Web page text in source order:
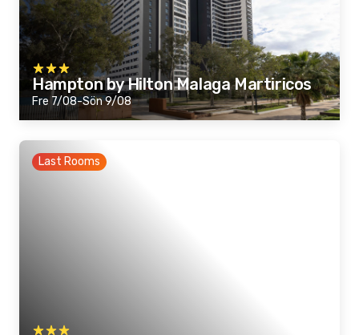
Hampton by Hilton Malaga Martiricos
Fre 7/08-Sön 9/08
Last Rooms